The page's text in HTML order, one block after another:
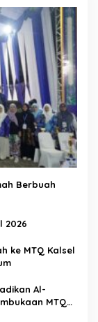
Berbuah
2026
ke MTQ Kalsel
Al-
MTQ